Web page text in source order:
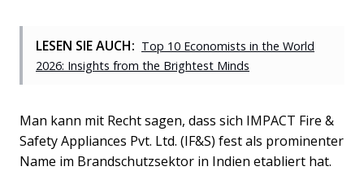
LESEN SIE AUCH: Top 10 Economists in the World
2026: Insights from the Brightest Minds
Man kann mit Recht sagen, dass sich IMPACT Fire &
Safety Appliances Pvt. Ltd. (IF&S) fest als prominenter
Name im Brandschutzsektor in Indien etabliert hat.